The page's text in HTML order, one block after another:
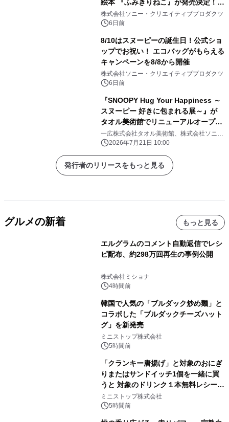
絵本 『ふみきりねこ』が発売決定！
LINEスタンプも同時リリース！
株式会社ソニー・クリエイティブプロダクツ
6日前
8/10はスヌーピーの誕生日！公式ショ
ップでお祝い！ エコバッグがもらえる
キャンペーンを8/8から開催
株式会社ソニー・クリエイティブプロダクツ
6日前
『SNOOPY Hug Your Happiness ～
スヌーピー 好きに包まれる展～』が
タオル美術館でリニューアルオープ
ン！
一広株式会社タオル美術館、株式会社ソニ
ー・クリエイティブプロダクツ
2026年7月21日 10:00
発行者のリリースをもっと見る
グルメの新着 もっと見る
エルグラムのコメント自動返信でレシ
ピ配布、約298万回再生の事例公開
株式会社ミショナ
4時間前
韓国で人気の「ブルダック炒め麺」と
コラボした「ブルダックチーズハット
グ」を新発売
ミニストップ株式会社
5時間前
「クランキー唐揚げ」と対象のおにぎ
りまたはサンドイッチ1個を一緒に買
うと 対象のドリンク１本無料レシート
クーポンもらえる！※1
ミニストップ株式会社
5時間前